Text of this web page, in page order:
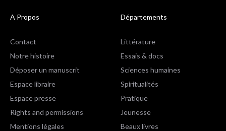
A Propos
Contact
Notre histoire
Déposer un manuscrit
Espace libraire
Espace presse
Rights and permissions
Mentions légales
Départements
Littérature
Essais & docs
Sciences humaines
Spiritualités
Pratique
Jeunesse
Beaux livres